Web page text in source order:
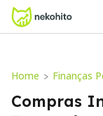
Home > Finanças
Compras